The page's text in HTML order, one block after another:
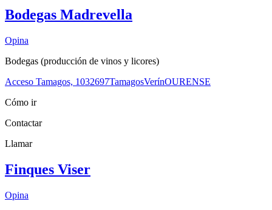
Bodegas Madrevella
Opina
Bodegas (producción de vinos y licores)
Acceso Tamagos, 1032697TamagosVerínOURENSE
Cómo ir
Contactar
Llamar
Finques Viser
Opina